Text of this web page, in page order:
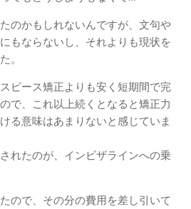
のかもしれないんですが、文句や
もならないし、それよりも現状を
。
ピース矯正よりも安く短期間で完
で、これ以上続くとなると矯正力
る意味はあまりないと感じていま
れたのが、インビザラインへの乗
ので、その分の費用を差し引いて